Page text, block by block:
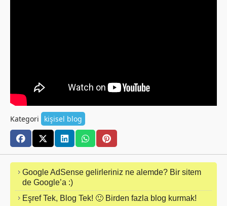
Kategori kişisel blog
Google AdSense gelirleriniz ne alemde? Bir sitem
de Google’a :)
Eşref Tek, Blog Tek! 🙂 Birden fazla blog kurmak!